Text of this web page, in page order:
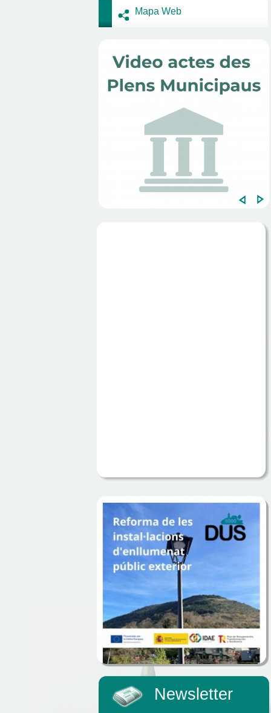
Mapa Web
Newsletter